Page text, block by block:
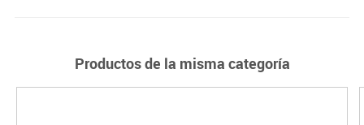
Productos de la misma categoría